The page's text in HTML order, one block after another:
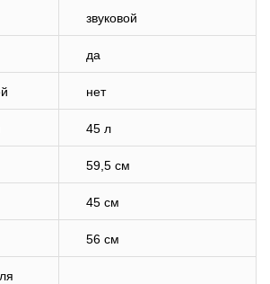
звуковой
да
нет
45 л
59,5 см
45 см
56 см